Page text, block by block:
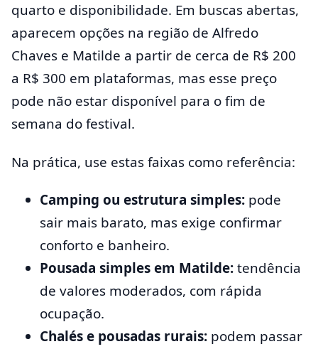
quarto e disponibilidade. Em buscas abertas,
aparecem opções na região de Alfredo
Chaves e Matilde a partir de cerca de R$ 200
a R$ 300 em plataformas, mas esse preço
pode não estar disponível para o fim de
semana do festival.
Na prática, use estas faixas como referência:
Camping ou estrutura simples: pode
sair mais barato, mas exige confirmar
conforto e banheiro.
Pousada simples em Matilde:tendência
de valores moderados, com rápida
ocupação.
Chalés e pousadas rurais: podem passar